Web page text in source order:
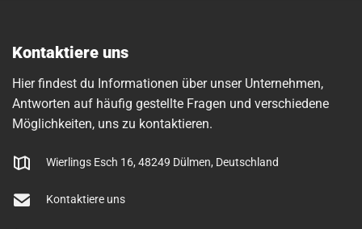
Kontaktiere uns
Hier findest du Informationen über unser Unternehmen,
Antworten auf häufig gestellte Fragen und verschiedene
Möglichkeiten, uns zu kontaktieren.
Wierlings Esch 16, 48249 Dülmen, Deutschland
Kontaktiere uns